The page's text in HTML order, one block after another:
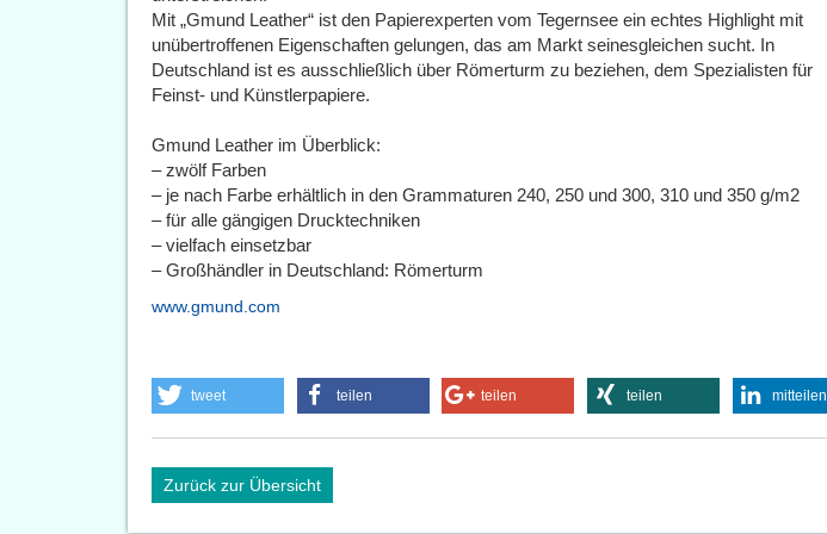
Mit „Gmund Leather“ ist den Papierexperten vom Tegernsee ein echtes Highlight mit
unübertroffenen Eigenschaften gelungen, das am Markt seinesgleichen sucht. In
Deutschland ist es ausschließlich über Römerturm zu beziehen, dem Spezialisten für
Feinst- und Künstlerpapiere.
Gmund Leather im Überblick:
– zwölf Farben
– je nach Farbe erhältlich in den Grammaturen 240, 250 und 300, 310 und 350 g/m2
– für alle gängigen Drucktechniken
– vielfach einsetzbar
– Großhändler in Deutschland: Römerturm
www.gmund.com
tweet teilen teilen teilen mitteilen
Zurück zur Übersicht